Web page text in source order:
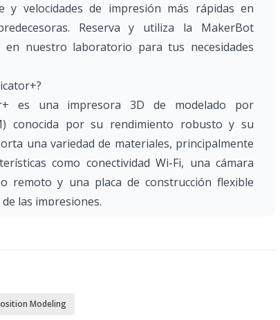
y velocidades de impresión más rápidas en
Reserva y utiliza la MakerBot
en nuestro laboratorio para tus necesidades
es una impresora 3D de modelado por
conocida por su rendimiento robusto y su
una variedad de materiales, principalmente
como conectividad Wi-Fi, una cámara
remoto y una placa de construcción flexible
las impresiones.
rápidamente prototipos para probar
el aprendizaje STEM con experiencias
Modeling